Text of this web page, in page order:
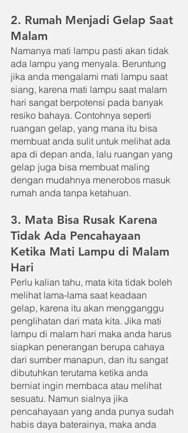
2. Rumah Menjadi Gelap Saat
Malam
Namanya mati lampu pasti akan tidak
ada lampu yang menyala. Beruntung
jika anda mengalami mati lampu saat
siang, karena mati lampu saat malam
hari sangat berpotensi pada banyak
resiko bahaya. Contohnya seperti
ruangan gelap, yang mana itu bisa
membuat anda sulit untuk melihat ada
apa di depan anda, lalu ruangan yang
gelap juga bisa membuat maling
dengan mudahnya menerobos masuk
rumah anda tanpa ketahuan.
3. Mata Bisa Rusak Karena
Tidak Ada Pencahayaan
Ketika Mati Lampu di Malam
Hari
Perlu kalian tahu, mata kita tidak boleh
melihat lama-lama saat keadaan
gelap, karena itu akan mengganggu
penglihatan dari mata kita. Jika mati
lampu di malam hari maka anda harus
siapkan penerangan berupa cahaya
dari sumber manapun, dan itu sangat
dibutuhkan terutama ketika anda
berniat ingin membaca atau melihat
sesuatu. Namun sialnya jika
pencahayaan yang anda punya sudah
habis daya baterainya, maka anda